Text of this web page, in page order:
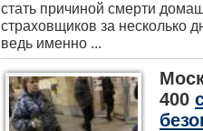
стать причиной смерти
страховщиков за несколько
ведь именно ...
400